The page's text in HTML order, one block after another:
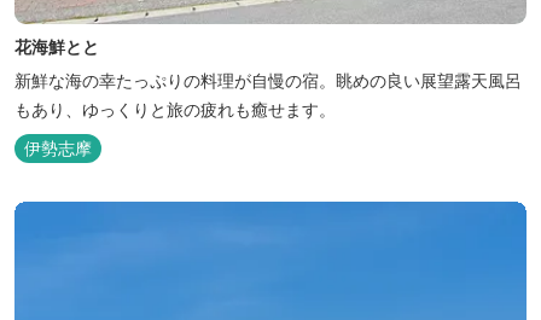
花海鮮とと
新鮮な海の幸たっぷりの料理が自慢の宿。眺めの良い展望露天風呂
もあり、ゆっくりと旅の疲れも癒せます。
伊勢志摩